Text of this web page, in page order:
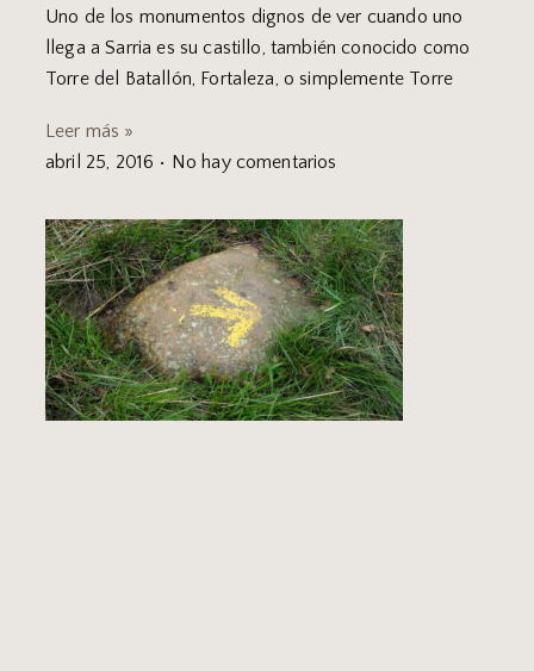
Uno de los monumentos dignos de ver cuando uno
llega a Sarria es su castillo, también conocido como
Torre del Batallón, Fortaleza, o simplemente Torre
Leer más »
abril 25, 2016
No hay comentarios